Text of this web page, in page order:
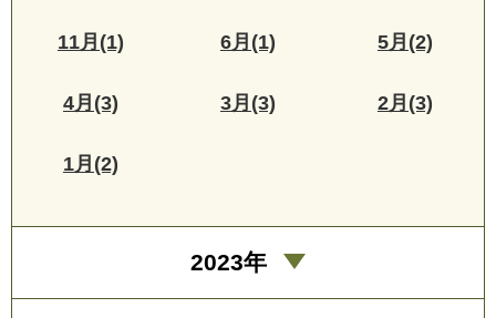
11月(1) 6月(1) 5月(2)
4月(3) 3月(3) 2月(3)
1月(2)
2023年